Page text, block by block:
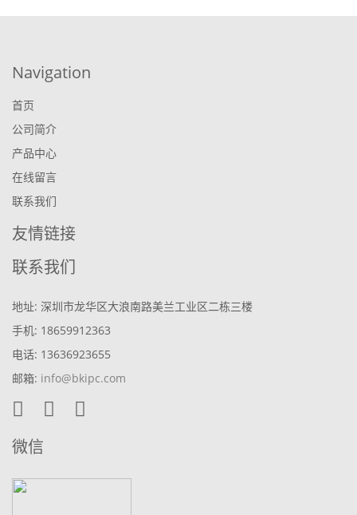
Navigation
首页
公司简介
产品中心
在线留言
联系我们
友情链接
联系我们
地址: 深圳市龙华区大浪南路美兰工业区二栋三楼
手机: 18659912363
电话: 13636923655
邮箱: info@bkipc.com
微信